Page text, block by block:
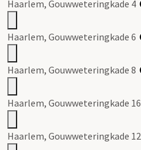
Haarlem, Gouwweteringkade 4
Haarlem, Gouwweteringkade 6
Haarlem, Gouwweteringkade 8
Haarlem, Gouwweteringkade 16
Haarlem, Gouwweteringkade 12